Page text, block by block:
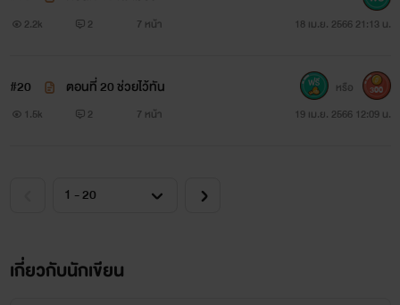
2.2k 2 7 หน้า 18 เม.ย. 2566 21:13 น.
#20 ตอนที่ 20 ช่วยไว้ทัน
1.5k 2 7 หน้า 19 เม.ย. 2566 12:09 น.
หรือ 300
เกี่ยวกับนักเขียน